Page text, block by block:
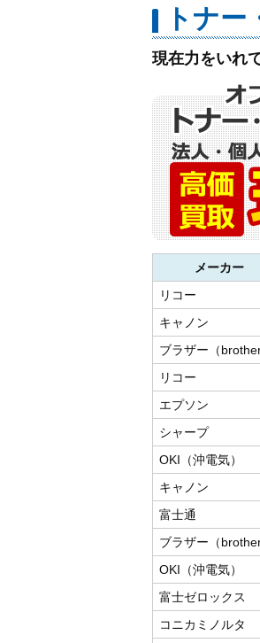
トナ
現在力をいれ
メーカー
リコー
キャノン
ブラザー（brother
リコー
エプソン
シャープ
OKI（沖電気）
キャノン
富士通
ブラザー（brother
OKI（沖電気）
富士ゼロックス
コニカミノルタ